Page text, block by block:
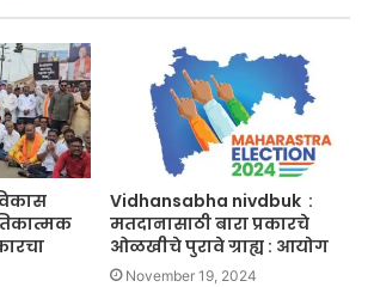
Vidhansabha nivdbuk :
मतदानासाठी बारा प्रकारचे
ओळखीचे पुरावे ग्राह्य : आयोग
November 19, 2024